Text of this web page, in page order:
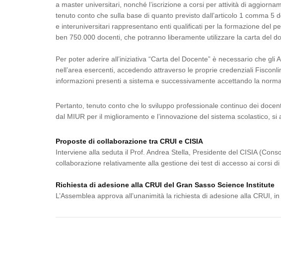
a master universitari, nonché l’iscrizione a corsi per attività di
tenuto conto che sulla base di quanto previsto dall’articolo 1 comma
e interuniversitari rappresentano enti qualificati per la formazione del
ben 750.000 docenti, che potranno liberamente utilizzare la carta del
Per poter aderire all’iniziativa “Carta del Docente” è necessario che
nell’area esercenti, accedendo attraverso le proprie credenziali
informazioni presenti a sistema e successivamente accettando la
Pertanto, tenuto conto che lo sviluppo professionale continuo dei
dal MIUR per il miglioramento e l’innovazione del sistema scolastico,
Proposte di collaborazione tra CRUI e CISIA
Interviene alla seduta il Prof. Andrea Stella, Presidente del CISIA
collaborazione relativamente alla gestione dei test di accesso ai corsi di
Richiesta di adesione alla CRUI del Gran Sasso Science Institute
L’Assemblea approva all’unanimità la richiesta di adesione alla CRUI,